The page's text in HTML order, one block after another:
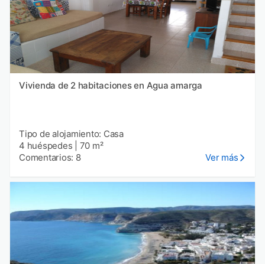
Vivienda de 2 habitaciones en Agua amarga
Tipo de alojamiento: Casa
4 huéspedes
70 m²
Comentarios: 8
Ver más